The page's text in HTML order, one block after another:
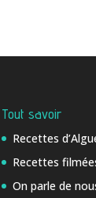
Tout savoir
Recettes
Recettes
On parle de